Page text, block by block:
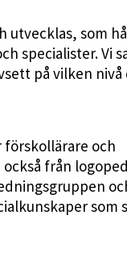
utvecklas, som
specialister. Vi
på vilken nivå
och
från
som